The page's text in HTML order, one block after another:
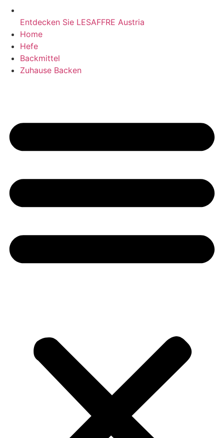
Entdecken Sie LESAFFRE Austria
Home
Hefe
Backmittel
Zuhause Backen